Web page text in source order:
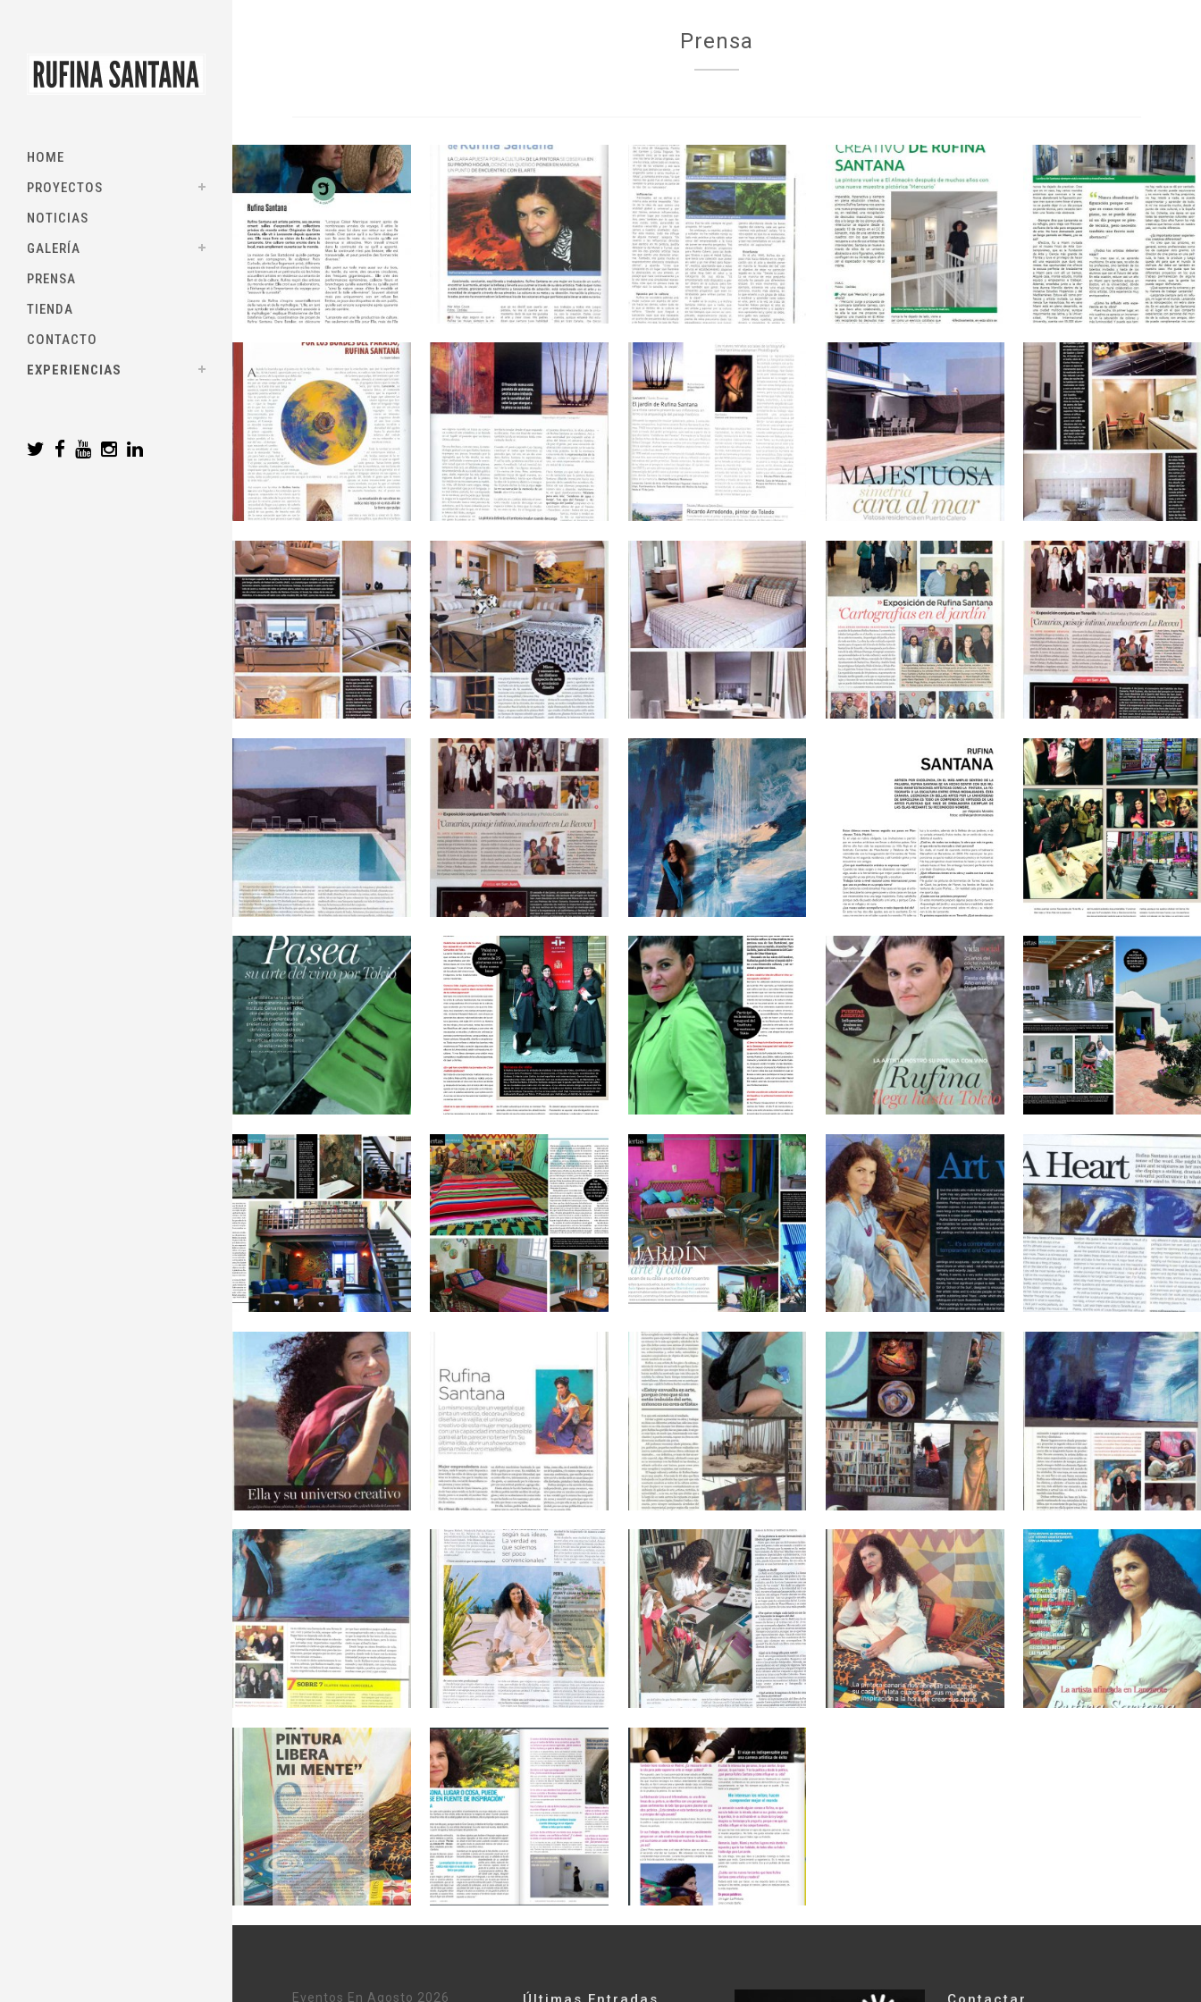
HOME
PROYECTOS
NOTICIAS
GALERÍA
PRENSA
TIENDA
CONTACTO
EXPERIENCIAS
Prensa
Eventos En Agosto 2026